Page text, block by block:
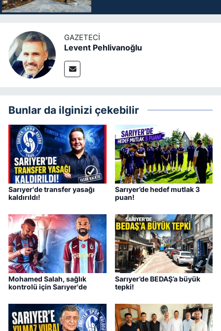
GAZETECI
Levent Pehlivanoğlu
Bunlar da ilginizi çekebilir
Sarıyer'de transfer yasağı
kaldırıldı!
Sarıyer’de hedef mutlak 3
puan!
Mohamed Salah, sağlık
kontrolü için Sarıyer'de
Sarıyer’de BEDAŞ’a büyük
tepki!